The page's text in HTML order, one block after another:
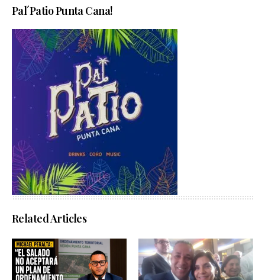
Pal´Patio Punta Cana!
Related Articles